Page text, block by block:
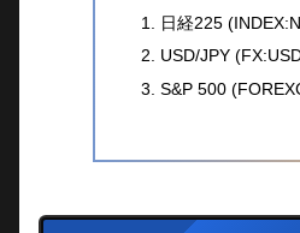
日経225
USD/JPY
S&P 500